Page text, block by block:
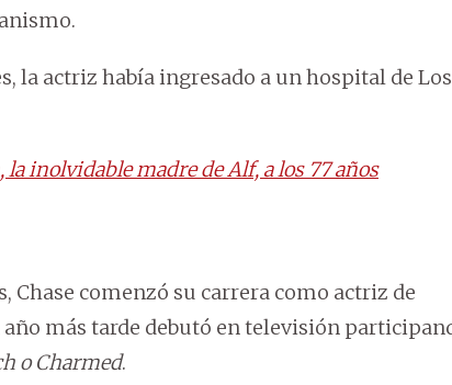
la actriz había ingresado a un hospital de Los
inolvidable madre de Alf, a los 77 años
Chase comenzó su carrera como actriz de
más tarde debutó en televisión
o Charmed.